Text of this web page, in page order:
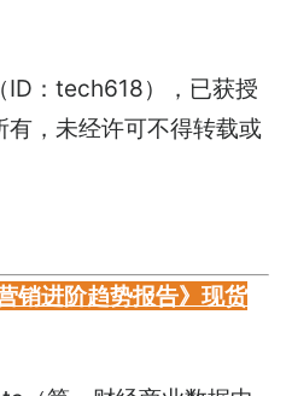
ID：tech618），已获授
，未经许可不得转载或
销进阶趋势报告》现货